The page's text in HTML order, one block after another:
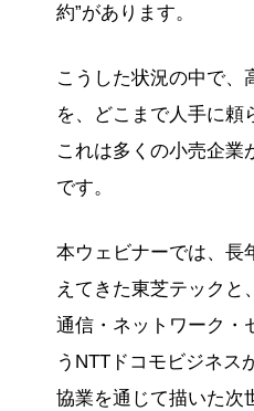
約”があります。
こうした状況の中で、
を、どこまで人手に頼
これは多くの小売企業
です。
本ウェビナーでは、長
えてきた東芝テックと、
通信・ネットワーク・
うNTTドコモビジネス
協業を通じて描いた次